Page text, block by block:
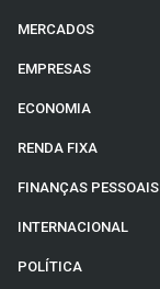
MERCADOS
EMPRESAS
ECONOMIA
RENDA FIXA
FINANÇAS PESSOAIS
INTERNACIONAL
POLÍTICA